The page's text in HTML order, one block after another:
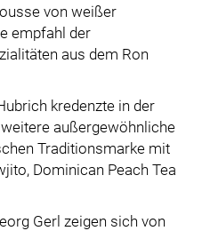
von weißer
empfahl der
aus dem Ron
kredenzte in der
außergewöhnliche
Traditionsmarke mit
Dominican Peach Tea
Gerl zeigen sich von